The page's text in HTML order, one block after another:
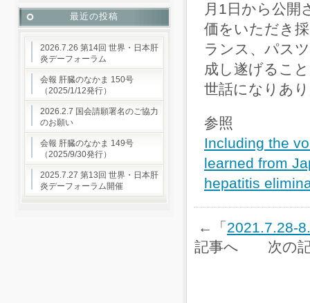
月1日から公開
価をいただき
ランス、パス
成し遂げるこ
世話になりあ
参照
Including the
learned from
hepatitis
←「 2021.7.28-
記事へ 次の記
最近の投稿
2026.7.26 第14回 世界・日本肝
炎デーフォーラム
会報 肝臓のなかま 150号
（2025/1/12発行）
2026.2.7 国会請願署名のご協力
のお願い
会報 肝臓のなかま 149号
（2025/9/30発行）
2025.7.27 第13回 世界・日本肝
炎デーフォーラム開催